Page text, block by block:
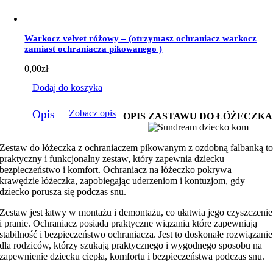
Warkocz velvet różowy – (otrzymasz ochraniacz warkocz
zamiast ochraniacza pikowanego )
0,00zł
Dodaj do koszyka
Opis Zobacz opis OPIS ZASTAWU DO ŁÓŻECZKA
Zestaw do łóżeczka z ochraniaczem pikowanym z ozdobną falbanką to
praktyczny i funkcjonalny zestaw, który zapewnia dziecku
bezpieczeństwo i komfort. Ochraniacz na łóżeczko pokrywa
krawędzie łóżeczka, zapobiegając uderzeniom i kontuzjom, gdy
dziecko porusza się podczas snu.
Zestaw jest łatwy w montażu i demontażu, co ułatwia jego czyszczenie
i pranie. Ochraniacz posiada praktyczne wiązania które zapewniają
stabilność i bezpieczeństwo ochraniacza. Jest to doskonałe rozwiązanie
dla rodziców, którzy szukają praktycznego i wygodnego sposobu na
zapewnienie dziecku ciepła, komfortu i bezpieczeństwa podczas snu.